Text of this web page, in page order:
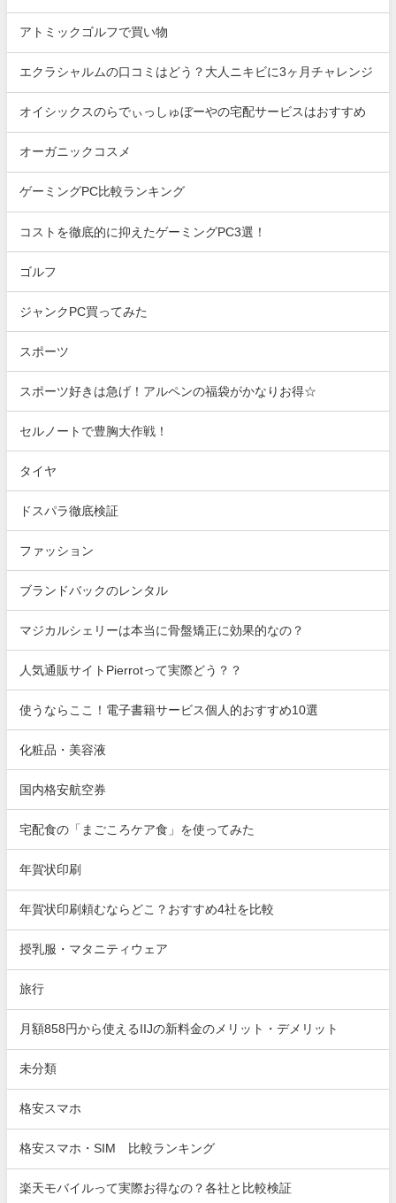
アトミックゴルフで買い物
エクラシャルムの口コミはどう？大人ニキビに3ヶ月チャレンジ
オイシックスのらでぃっしゅぼーやの宅配サービスはおすすめ
オーガニックコスメ
ゲーミングPC比較ランキング
コストを徹底的に抑えたゲーミングPC3選！
ゴルフ
ジャンクPC買ってみた
スポーツ
スポーツ好きは急げ！アルペンの福袋がかなりお得☆
セルノートで豊胸大作戦！
タイヤ
ドスパラ徹底検証
ファッション
ブランドバックのレンタル
マジカルシェリーは本当に骨盤矯正に効果的なの？
人気通販サイトPierrotって実際どう？？
使うならここ！電子書籍サービス個人的おすすめ10選
化粧品・美容液
国内格安航空券
宅配食の「まごころケア食」を使ってみた
年賀状印刷
年賀状印刷頼むならどこ？おすすめ4社を比較
授乳服・マタニティウェア
旅行
月額858円から使えるIIJの新料金のメリット・デメリット
未分類
格安スマホ
格安スマホ・SIM 比較ランキング
楽天モバイルって実際お得なの？各社と比較検証